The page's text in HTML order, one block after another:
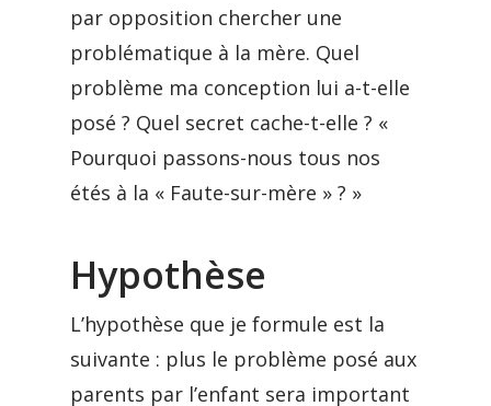
par opposition chercher une
problématique à la mère. Quel
problème ma conception lui a-t-elle
posé ? Quel secret cache-t-elle ? «
Pourquoi passons-nous tous nos
étés à la « Faute-sur-mère » ? »
Hypothèse
L’hypothèse que je formule est la
suivante : plus le problème posé aux
parents par l’enfant sera important